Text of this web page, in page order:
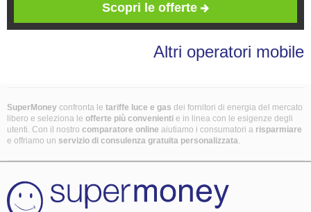
Scopri le offerte
Altri operatori mobile
SuperMoney confronta le tariffe luce e gas dei fornitori di energia del mercato
libero e seleziona le offerte più convenienti e in linea con le esigenze degli
utenti. Con il nostro comparatore online aiutiamo i consumatori a risparmiare
e offriamo un servizio di consulenza gratuita personalizzata.